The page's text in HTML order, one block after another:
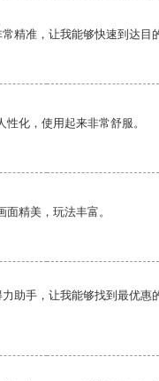
精准，让我能够快速到达目
化，使用起来非常舒服。
精美，玩法丰富。
助手，让我能够找到最优惠